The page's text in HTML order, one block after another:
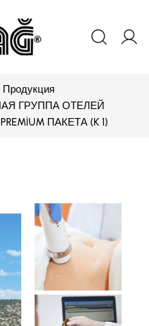
Продукция
ГРУППА ОТЕЛЕЙ
ПАКЕТА (K 1)